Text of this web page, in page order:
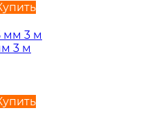
3 м